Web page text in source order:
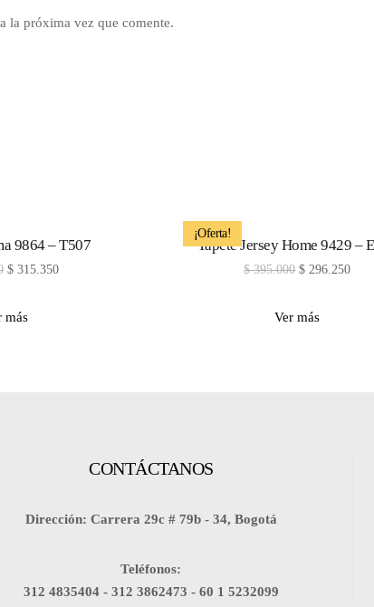
la próxima vez que comente.
9864 – T507
$315.350
más
¡Oferta!
Tapete Jersey Home 9429 –
$395.000 $ 296.250
Ver más
CONTÁCTANOS
Dirección: Carrera 29c # 79b - 34, Bogotá
Teléfonos:
312 4835404 - 312 3862473 - 60 1 5232099